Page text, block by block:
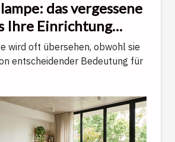
das vergessene
Ihre Einrichtung
wird oft übersehen, obwohl sie
entscheidender Bedeutung für